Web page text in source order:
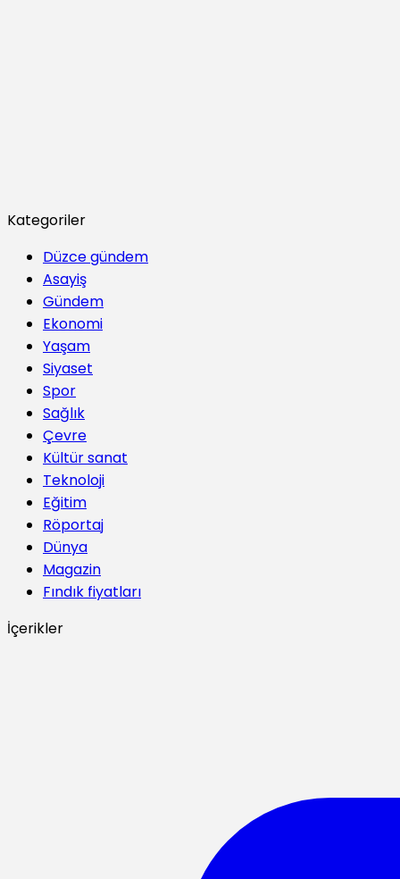
Kategoriler
Düzce gündem
Asayiş
Gündem
Ekonomi
Yaşam
Siyaset
Spor
Sağlık
Çevre
Kültür sanat
Teknoloji
Eğitim
Röportaj
Dünya
Magazin
Fındık fiyatları
İçerikler